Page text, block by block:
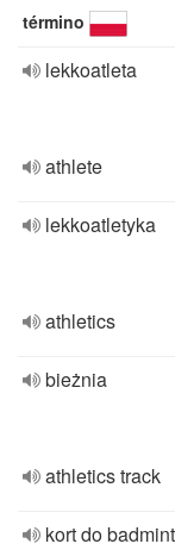
término
lekkoatleta
athlete
lekkoatletyka
athletics
bieżnia
athletics track
kort do